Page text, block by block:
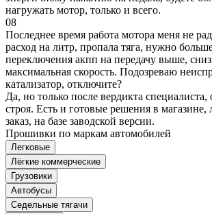
нагружать мотор, только и всего.
08
Последнее время работа мотора меня не
расход на литр, пропала тяга, нужно
переключения акпп на передачу выше,
максимальная скорость. Подозреваю
катализатор, отключите?
Да, но только после вердикта специалиста,
строя. Есть и готовые решения в магазине,
заказ, на базе заводской версии.
Прошивки по маркам автомобилей
Легковые
Лёгкие коммерческие
Грузовики
Автобусы
Седельные тягачи